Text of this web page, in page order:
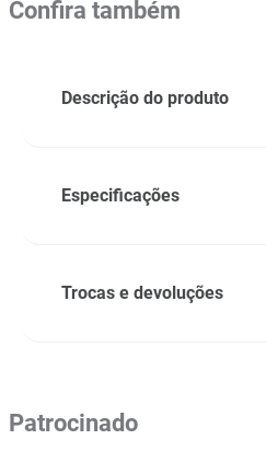
Confira também
Descrição do produto
Especificações
Trocas e devoluções
Patrocinado